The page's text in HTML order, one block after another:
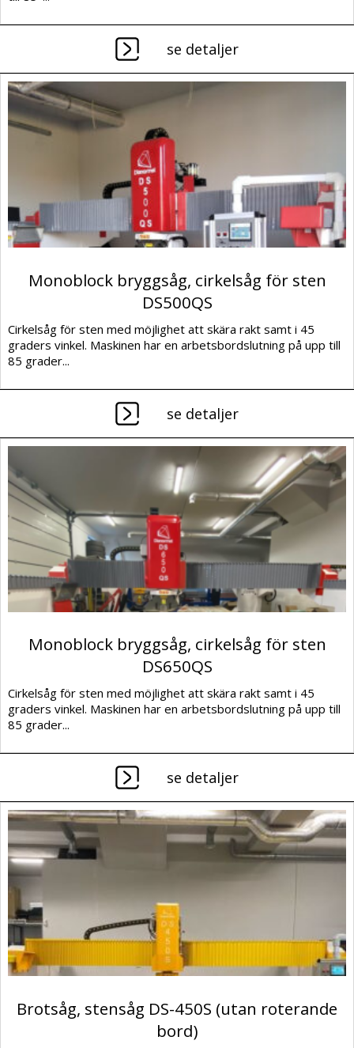
se detaljer
Monoblock bryggsåg, cirkelsåg för sten
DS500QS
Cirkelsåg för sten med möjlighet att skära rakt samt i 45
graders vinkel. Maskinen har en arbetsbordslutning på upp till
85 grader...
se detaljer
Monoblock bryggsåg, cirkelsåg för sten
DS650QS
Cirkelsåg för sten med möjlighet att skära rakt samt i 45
graders vinkel. Maskinen har en arbetsbordslutning på upp till
85 grader...
se detaljer
Brotsåg, stensåg DS-450S (utan roterande
bord)